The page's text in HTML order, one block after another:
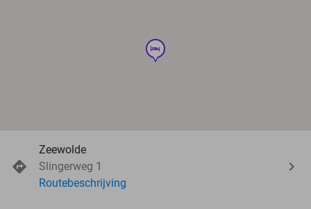
hotel
Zeewolde
Slingerweg 1
Routebeschrijving